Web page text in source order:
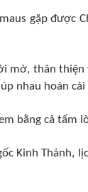
gặp được
mở, thân
nhau hoán
bằng cả tấm
Kinh Thánh,